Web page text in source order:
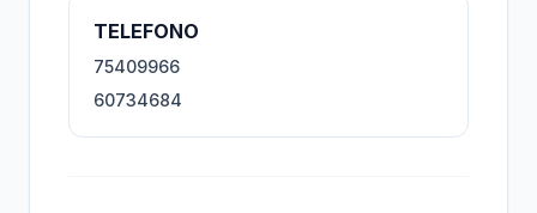
TELEFONO
75409966
60734684